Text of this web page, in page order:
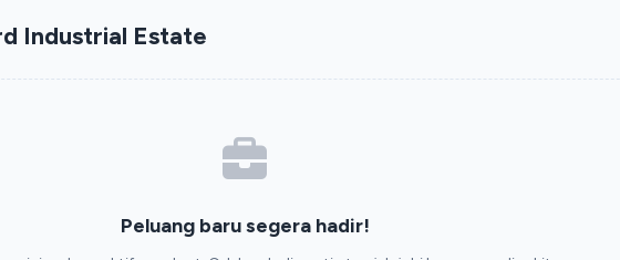
Industrial Estate
Peluang baru segera hadir!